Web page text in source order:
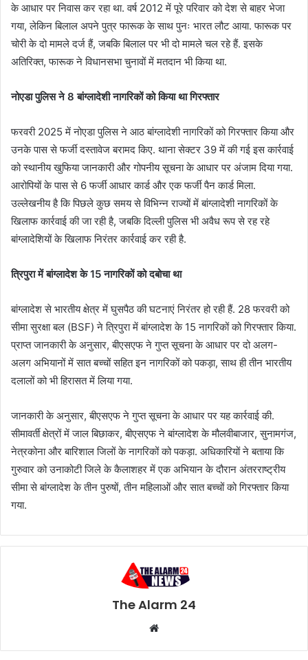
के आधार पर निवास कर रहा था. वर्ष 2012 में पूरे परिवार को देश से बाहर भेजा
गया, लेकिन बिलाल अपने पुत्र फारूक के साथ पुनः भारत लौट आया. फारूक पर
चोरी के दो मामले दर्ज हैं, जबकि बिलाल पर भी दो मामले चल रहे हैं. इसके
अतिरिक्त, फारूक ने विधानसभा चुनावों में मतदान भी किया था.
नोएडा पुलिस ने 8 बांग्लादेशी नागरिकों को किया था गिरफ्तार
फरवरी 2025 में नोएडा पुलिस ने आठ बांग्लादेशी नागरिकों को गिरफ्तार किया और
उनके पास से फर्जी दस्तावेज बरामद किए. थाना सेक्टर 39 में की गई इस कार्रवाई
को स्थानीय खुफिया जानकारी और गोपनीय सूचना के आधार पर अंजाम दिया गया.
आरोपियों के पास से 6 फर्जी आधार कार्ड और एक फर्जी पैन कार्ड मिला.
उल्लेखनीय है कि पिछले कुछ समय से विभिन्न राज्यों में बांग्लादेशी नागरिकों के
खिलाफ कार्रवाई की जा रही है, जबकि दिल्ली पुलिस भी अवैध रूप से रह रहे
बांग्लादेशियों के खिलाफ निरंतर कार्रवाई कर रही है.
त्रिपुरा में बांग्लादेश के 15 नागरिकों को दबोचा था
बांग्लादेश से भारतीय क्षेत्र में घुसपैठ की घटनाएं निरंतर हो रही हैं. 28 फरवरी को
सीमा सुरक्षा बल (BSF) ने त्रिपुरा में बांग्लादेश के 15 नागरिकों को गिरफ्तार किया.
प्राप्त जानकारी के अनुसार, बीएसएफ ने गुप्त सूचना के आधार पर दो अलग-
अलग अभियानों में सात बच्चों सहित इन नागरिकों को पकड़ा, साथ ही तीन भारतीय
दलालों को भी हिरासत में लिया गया.
जानकारी के अनुसार, बीएसएफ ने गुप्त सूचना के आधार पर यह कार्रवाई की.
सीमावर्ती क्षेत्रों में जाल बिछाकर, बीएसएफ ने बांग्लादेश के मौलवीबाजार, सुनामगंज,
नेत्रकोना और बारिशाल जिलों के नागरिकों को पकड़ा. अधिकारियों ने बताया कि
गुरुवार को उनाकोटी जिले के कैलाशहर में एक अभियान के दौरान अंतरराष्ट्रीय
सीमा से बांग्लादेश के तीन पुरुषों, तीन महिलाओं और सात बच्चों को गिरफ्तार किया
गया.
The Alarm 24
Website